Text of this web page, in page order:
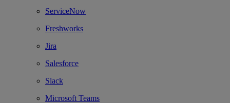
ServiceNow
Freshworks
Jira
Salesforce
Slack
Microsoft Teams